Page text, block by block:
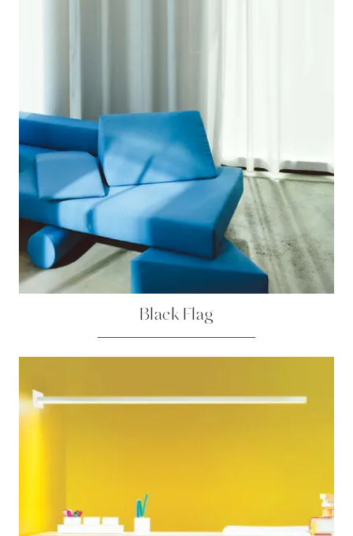
Black Flag